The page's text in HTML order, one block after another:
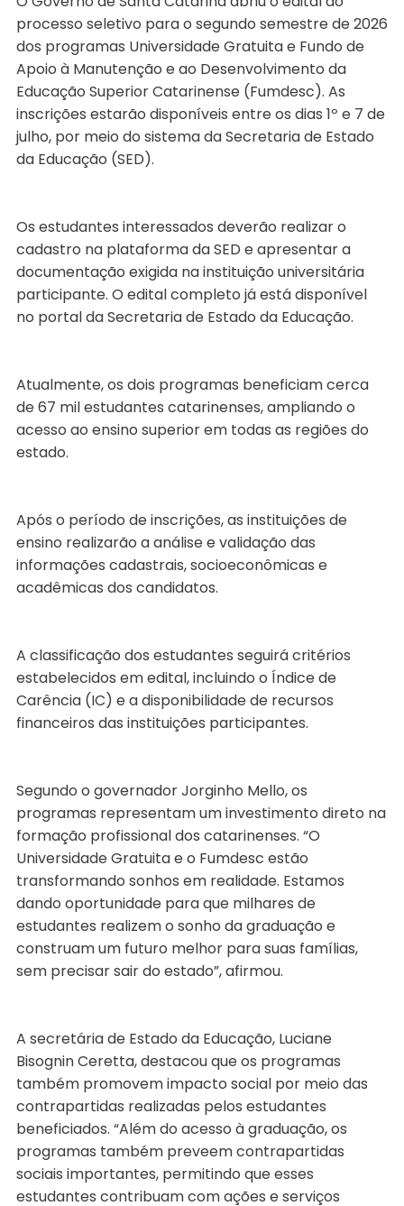
processo seletivo para o segundo semestre de 2026
dos programas Universidade Gratuita e Fundo de
Apoio à Manutenção e ao Desenvolvimento da
Educação Superior Catarinense (Fumdesc). As
inscrições estarão disponíveis entre os dias 1º e 7 de
julho, por meio do sistema da Secretaria de Estado
da Educação (SED).
Os estudantes interessados deverão realizar o
cadastro na plataforma da SED e apresentar a
documentação exigida na instituição universitária
participante. O edital completo já está disponível
no portal da Secretaria de Estado da Educação.
Atualmente, os dois programas beneficiam cerca
de 67 mil estudantes catarinenses, ampliando o
acesso ao ensino superior em todas as regiões do
estado.
Após o período de inscrições, as instituições de
ensino realizarão a análise e validação das
informações cadastrais, socioeconômicas e
acadêmicas dos candidatos.
A classificação dos estudantes seguirá critérios
estabelecidos em edital, incluindo o Índice de
Carência (IC) e a disponibilidade de recursos
financeiros das instituições participantes.
Segundo o governador Jorginho Mello, os
programas representam um investimento direto na
formação profissional dos catarinenses. “O
Universidade Gratuita e o Fumdesc estão
transformando sonhos em realidade. Estamos
dando oportunidade para que milhares de
estudantes realizem o sonho da graduação e
construam um futuro melhor para suas famílias,
sem precisar sair do estado”, afirmou.
A secretária de Estado da Educação, Luciane
Bisognin Ceretta, destacou que os programas
também promovem impacto social por meio das
contrapartidas realizadas pelos estudantes
beneficiados. “Além do acesso à graduação, os
programas também preveem contrapartidas
sociais importantes, permitindo que esses
estudantes contribuam com ações e serviços